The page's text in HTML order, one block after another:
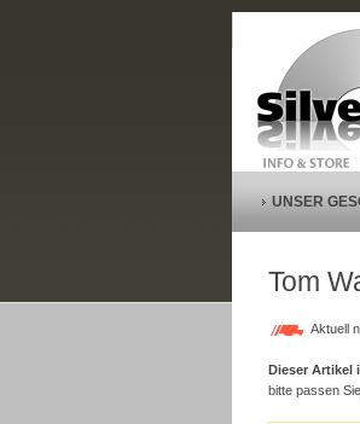
UNSER
Tom
Aktuell
Dieser Artikel
bitte passen